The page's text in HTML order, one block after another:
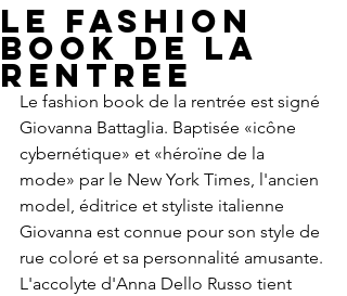
Le fashion
book de la
rentree
Le fashion book de la rentrée est signé
Giovanna Battaglia. Baptisée «icône
cybernétique» et «héroïne de la
mode» par le New York Times, l'ancien
model, éditrice et styliste italienne
Giovanna est connue pour son style de
rue coloré et sa personnalité amusante.
L'accolyte d'Anna Dello Russo tient